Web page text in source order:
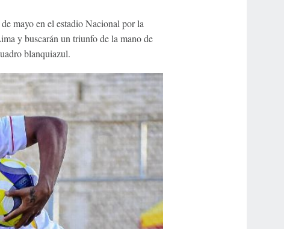
mayo en el estadio Nacional por la
y buscarán un triunfo de la mano de
blanquiazul.